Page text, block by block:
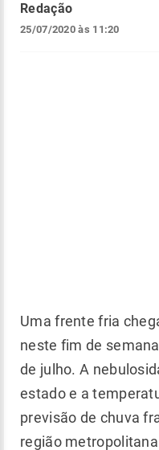
Redação
25/07/2020 às 11:20
Uma frente fria
neste fim de
de julho. A
estado e a
previsão de chuva
região